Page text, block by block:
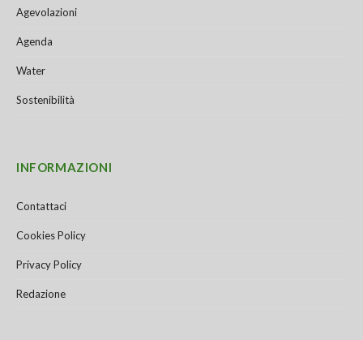
Agevolazioni
Agenda
Water
Sostenibilità
INFORMAZIONI
Contattaci
Cookies Policy
Privacy Policy
Redazione